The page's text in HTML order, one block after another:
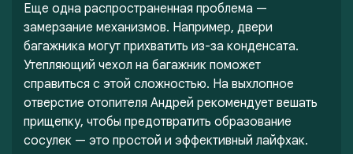
Еще одна распространенная проблема —
замерзание механизмов. Например, двери
багажника могут прихватить из-за конденсата.
Утепляющий чехол на багажник поможет
справиться с этой сложностью. На выхлопное
отверстие отопителя Андрей рекомендует вешать
прищепку, чтобы предотвратить образование
сосулек — это простой и эффективный лайфхак.